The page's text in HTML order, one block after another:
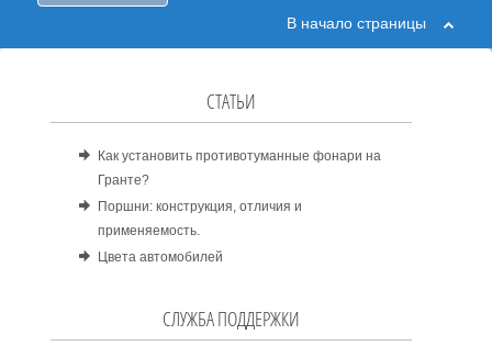
В начало страницы
СТАТЬИ
Как установить противотуманные фонари на
Гранте?
Поршни: конструкция, отличия и
применяемость.
Цвета автомобилей
СЛУЖБА ПОДДЕРЖКИ